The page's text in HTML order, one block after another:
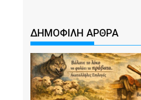
ΔΗΜΟΦΙΛΗ ΑΡΘΡΑ